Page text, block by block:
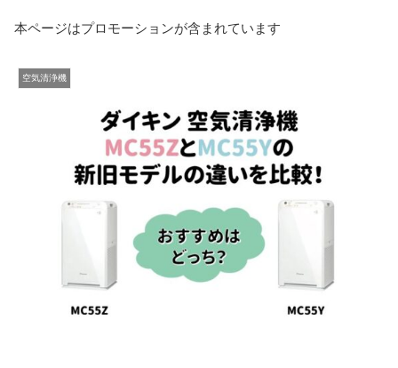
本ページはプロモーションが含まれています
空気清浄機